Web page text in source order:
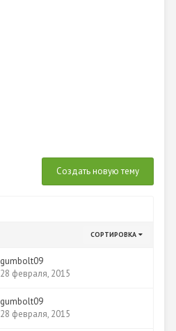
Создать новую тему
СОРТИРОВКА
gumbolt09
28 февраля, 2015
gumbolt09
28 февраля, 2015